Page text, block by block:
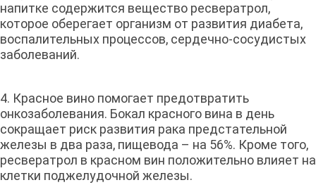
напитке содержится вещество ресвератрол,
которое оберегает организм от развития диабета,
воспалительных процессов, сердечно-сосудистых
заболеваний.
4. Красное вино помогает предотвратить
онкозаболевания. Бокал красного вина в день
сокращает риск развития рака предстательной
железы в два раза, пищевода – на 56%. Кроме того,
ресвератрол в красном вин положительно влияет на
клетки поджелудочной железы.